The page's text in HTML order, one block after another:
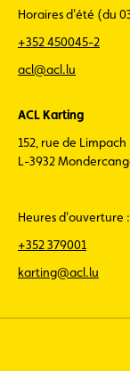
Horaires d'été (du
+352 450045-2
acl@acl.lu
ACL Karting
152, rue de Limpach
L-3932
Heures d'ouverture
+352 379001
karting@acl.lu